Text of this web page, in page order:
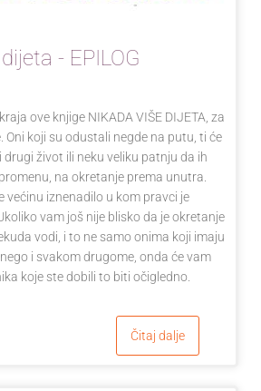
- EPILOG
ove knjige NIKADA VIŠE DIJETA, za
Oni koji su odustali negde na putu, ti će
život ili neku veliku patnju da ih
na okretanje prema unutra.
većinu iznenadilo u kom pravci je
vam još nije blisko da je okretanje
vodi, i to ne samo onima koji imaju
i svakom drugome, onda će vam
koje ste dobili to biti očigledno.
Čitaj dalje